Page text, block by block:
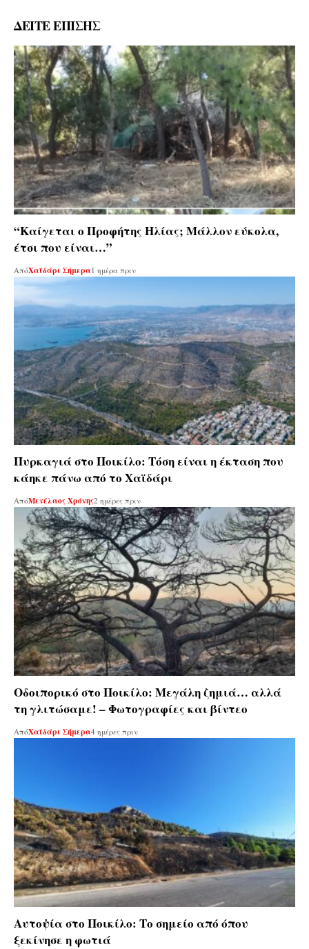
ΔΕΙΤΕ ΕΠΙΣΗΣ
“Καίγεται ο Προφήτης Ηλίας; Μάλλον εύκολα,
έτσι που είναι…”
ΑπόΧαϊδάρι Σήμερα 1 ημέρα πριν
Πυρκαγιά στο Ποικίλο: Τόση είναι η έκταση που
κάηκε πάνω από το Χαϊδάρι
ΑπόΜενέλαος Χρόνης2 ημέρες πριν
Οδοιπορικό στο Ποικίλο: Μεγάλη ζημιά… αλλά
τη γλιτώσαμε! – Φωτογραφίες και βίντεο
ΑπόΧαϊδάρι Σήμερα4 ημέρες πριν
Αυτοψία στο Ποικίλο: Το σημείο από όπου
ξεκίνησε η φωτιά